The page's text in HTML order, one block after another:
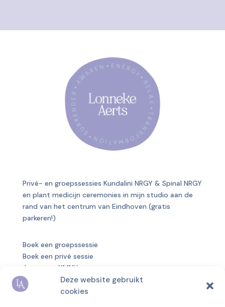
Deze website gebruikt
cookies
Privé- en groepssessies Kundalini NRGY & Spinal NRGY
en plant medicijn ceremonies in mijn studio aan de
rand van het centrum van Eindhoven (gratis
parkeren!)
Boek een groepssessie
Boek een privé sessie
Jaargroep YMNU
Over mij
Blog